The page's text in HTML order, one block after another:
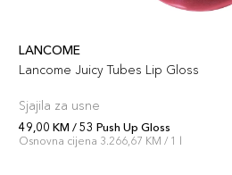
LANCOME
Lancome Juicy Tubes Lip Gloss
Sjajila za usne
49,00 KM / 53 Push Up Gloss
Osnovna cijena 3.266,67 KM / 1 l